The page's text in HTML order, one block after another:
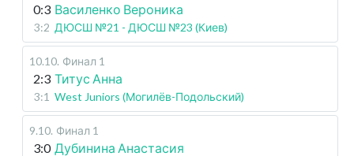
0:3 Василенко Вероника
3:2 ДЮСШ №21 - ДЮСШ №23 (Киев)
10.10. Финал 1
2:3 Титус Анна
3:1 West Juniors (Могилёв-Подольский)
9.10. Финал 1
3:0 Дубинина Анастасия